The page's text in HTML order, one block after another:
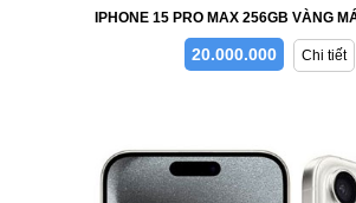
IPHONE 15 PRO MAX 256GB VÀNG
20.000.000 Chi tiết